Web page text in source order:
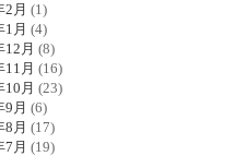
2月 (1)
1月 (4)
12月 (8)
11月 (16)
10月 (23)
9月 (6)
8月 (17)
7月 (19)